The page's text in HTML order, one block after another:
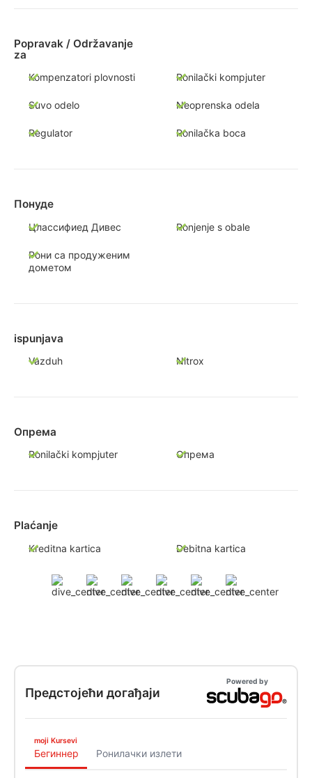
Popravak / Održavanje
za
Kompenzatori plovnosti Ronilački kompjuter
Suvo odelo Neoprenska odela
Regulator Ronilačka boca
Понуде
Цлассифиед Дивес Ronjenje s obale
Рони са продуженим
дометом
ispunjava
Vazduh Nitrox
Опрема
Ronilački kompjuter Опрема
Plaćanje
Kreditna kartica Debitna kartica
Предстојећи догађаји
Powered by
moji Kursevi
Бегиннер Ронилачки излети